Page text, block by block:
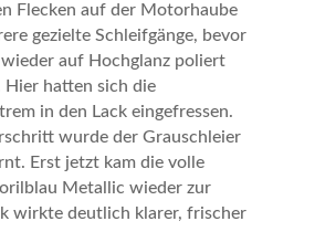
Flecken auf der Motorhaube
gezielte Schleifgänge, bevor
auf Hochglanz poliert
hatten sich die
in den Lack eingefressen.
wurde der Grauschleier
Erst jetzt kam die volle
Metallic wieder zur
wirkte deutlich klarer, frischer